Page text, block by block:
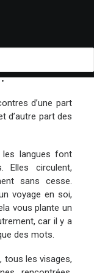
d’une part
d’autre part des
les langues font
circulent,
sans cesse.
voyage en soi,
vous plante un
car il y a
des mots.
tous les visages,